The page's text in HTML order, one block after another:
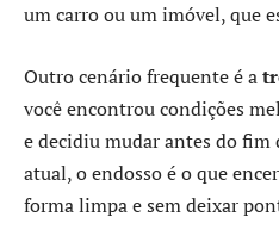
um carro ou um imóvel, que
Outro cenário frequente é a
você encontrou condições
e decidiu mudar antes do fim
atual, o endosso é o que
forma limpa e sem deixar